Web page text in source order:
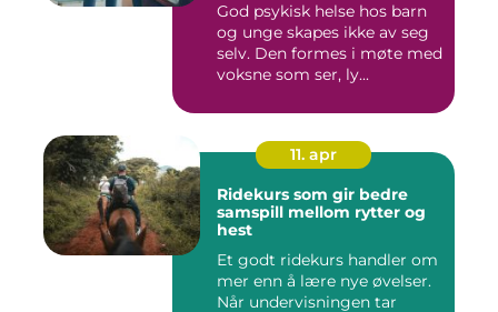
God psykisk helse hos barn
og unge skapes ikke av seg
selv. Den formes i møte med
voksne som ser, ly...
11. apr
Ridekurs som gir bedre
samspill mellom rytter og
hest
Et godt ridekurs handler om
mer enn å lære nye øvelser.
Når undervisningen tar